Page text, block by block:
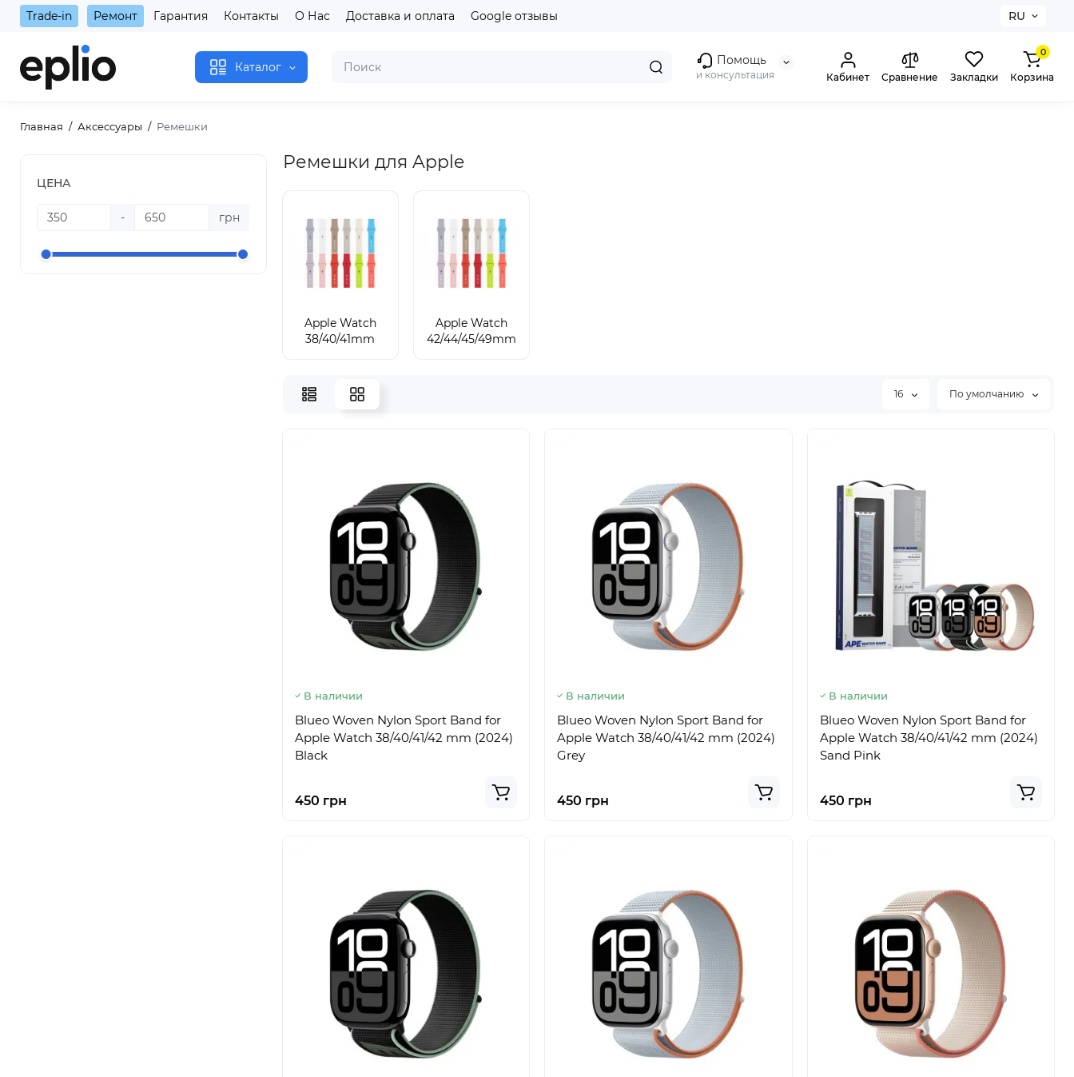
Trade-in Ремонт Гарантия Контакты О Нас Доставка и оплата Google отзывы RU
Каталог Помощь
и консультация Кабинет Сравнение Закладки
0
Корзина
Главная Аксессуары Ремешки
ЦЕНА
- грн
Ремешки для Apple
Apple Watch
38/40/41mm
Apple Watch
42/44/45/49mm
16 По умолчанию
В наличии
Blueo Woven Nylon Sport Band for
Apple Watch 38/40/41/42 mm (2024)
Black
450 грн
В наличии
Blueo Woven Nylon Sport Band for
Apple Watch 38/40/41/42 mm (2024)
Grey
450 грн
В наличии
Blueo Woven Nylon Sport Band for
Apple Watch 38/40/41/42 mm (2024)
Sand Pink
450 грн